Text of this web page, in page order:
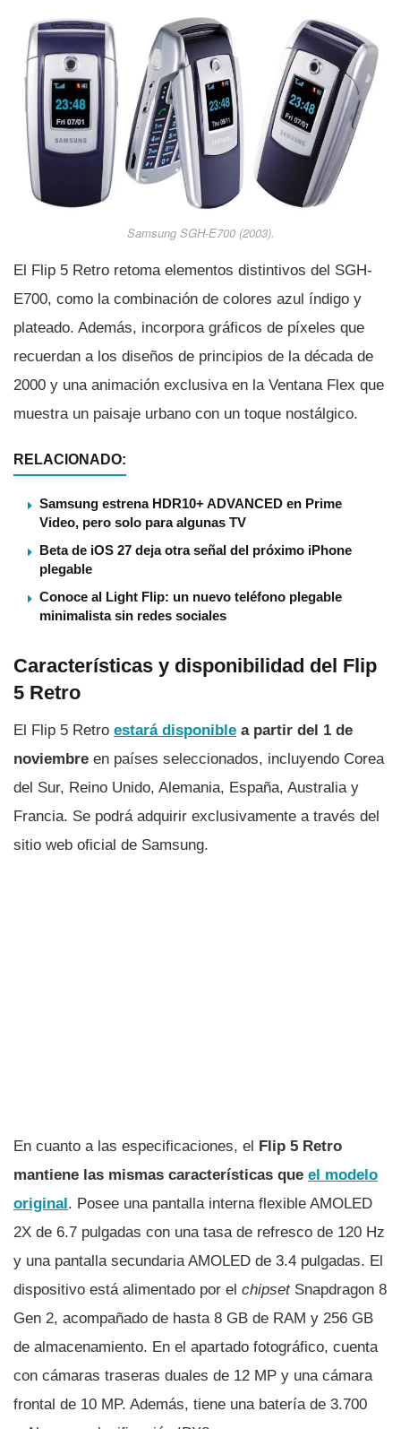
Samsung SGH-E700 (2003).
El Flip 5 Retro retoma elementos distintivos del SGH-
E700, como la combinación de colores azul índigo y
plateado. Además, incorpora gráficos de píxeles que
recuerdan a los diseños de principios de la década de
2000 y una animación exclusiva en la Ventana Flex que
muestra un paisaje urbano con un toque nostálgico.
RELACIONADO:
Samsung estrena HDR10+ ADVANCED en Prime
Video, pero solo para algunas TV
Beta de iOS 27 deja otra señal del próximo iPhone
plegable
Conoce al Light Flip: un nuevo teléfono plegable
minimalista sin redes sociales
Características y disponibilidad del Flip
5 Retro
El Flip 5 Retro estará disponible a partir del 1 de
noviembre en países seleccionados, incluyendo Corea
del Sur, Reino Unido, Alemania, España, Australia y
Francia. Se podrá adquirir exclusivamente a través del
sitio web oficial de Samsung.
En cuanto a las especificaciones, el Flip 5 Retro
mantiene las mismas características que el modelo
original. Posee una pantalla interna flexible AMOLED
2X de 6.7 pulgadas con una tasa de refresco de 120 Hz
y una pantalla secundaria AMOLED de 3.4 pulgadas. El
dispositivo está alimentado por el chipsetSnapdragon 8
Gen 2, acompañado de hasta 8 GB de RAM y 256 GB
de almacenamiento. En el apartado fotográfico, cuenta
con cámaras traseras duales de 12 MP y una cámara
frontal de 10 MP. Además, tiene una batería de 3.700